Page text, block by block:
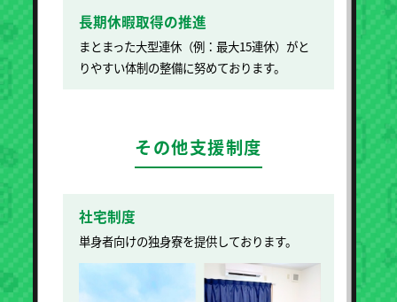
長期休暇取得の推進
まとまった大型連休（例：最大15連休）がと
りやすい体制の整備に努めております。
その他支援制度
社宅制度
単身者向けの独身寮を提供しております。